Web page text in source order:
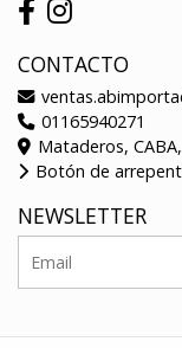
CONTACTO
01165940271
Mataderos,
Botón de
NEWSLETTER